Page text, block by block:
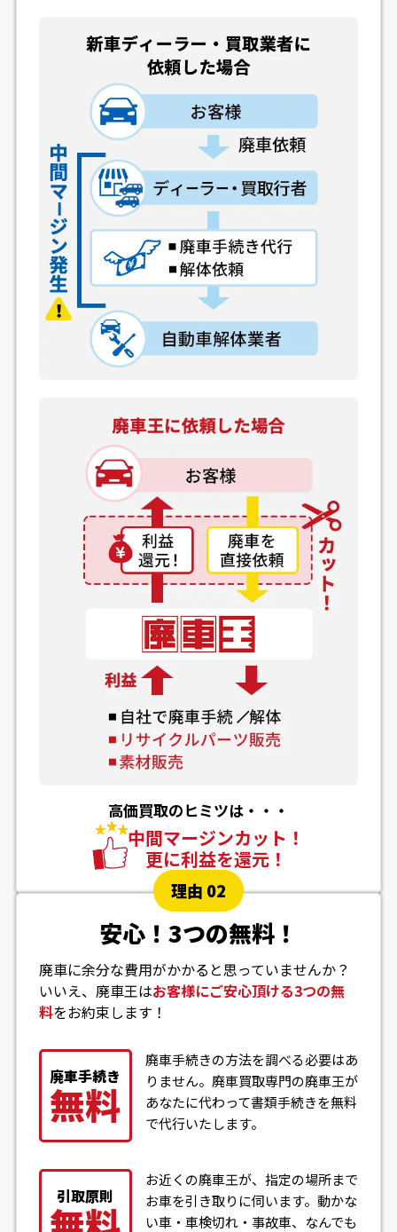
高価買取のヒミツは・・・
中間マージンカット！
更に利益を還元！
理由 02
安心！3つの無料！
廃車に余分な費用がかかると思っていませんか？
いいえ、廃車王はお客様にご安心頂ける3つの無
料をお約束します！
廃車手続き
無料
廃車手続きの方法を調べる必要はあ
りません。廃車買取専門の廃車王が
あなたに代わって書類手続きを無料
で代行いたします。
引取原則
お近くの廃車王が、指定の場所まで
お車を引き取りに伺います。動かな
い車・車検切れ・事故車、なんでも